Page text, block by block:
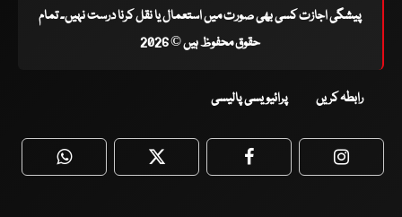
پیشگی اجازت کسی بھی صورت میں استعمال یا نقل کرنا درست نہیں۔ تمام
حقوق محفوظ ہیں © 2026
رابطہ کریں پرائیویسی پالیسی
WhatsApp Twitter Facebook